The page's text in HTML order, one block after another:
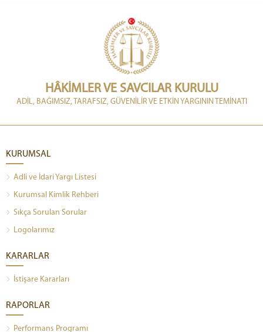
HÂKİMLER VE SAVCILAR KURULU
ADİL, BAĞIMSIZ, TARAFSIZ, GÜVENİLİR VE ETKİN YARGININ TEMİNATI
KURUMSAL
Adli ve İdari Yargı Listesi
Kurumsal Kimlik Rehberi
Sıkça Sorulan Sorular
Logolarımız
KARARLAR
İstişare Kararları
RAPORLAR
Performans Programı